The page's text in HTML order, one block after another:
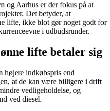
og Aarhus er der fokus på at
Det betyder, at
lifte, ikke blot gør noget godt for
i udbudsrunder.
lifte betaler sig
højere indkøbspris end
at de kan være billigere i drift
vedligeholdelse, og
ved diesel.